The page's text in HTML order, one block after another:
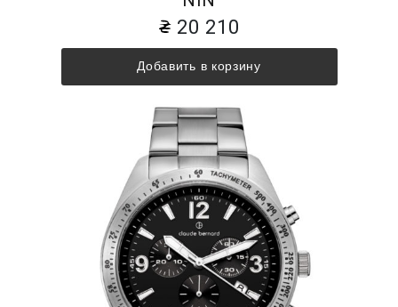
20 210
Добавить в корзину